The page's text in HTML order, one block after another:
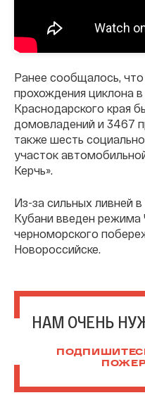
Ранее сообщалось, что
прохождения циклона
Краснодарского края
домовладений и 3467
также шесть
участок
Керчь».
Из-за сильных ливней
Кубани введен режима
черноморского
Новороссийске.
НАМ ОЧЕНЬ